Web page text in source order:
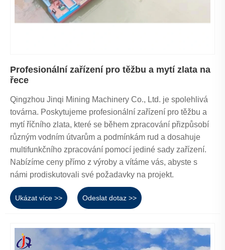
Profesionální zařízení pro těžbu a mytí zlata na
řece
Qingzhou Jinqi Mining Machinery Co., Ltd. je spolehlivá
továrna. Poskytujeme profesionální zařízení pro těžbu a
mytí říčního zlata, které se během zpracování přizpůsobí
různým vodním útvarům a podmínkám rud a dosahuje
multifunkčního zpracování pomocí jediné sady zařízení.
Nabízíme ceny přímo z výroby a vítáme vás, abyste s
námi prodiskutovali své požadavky na projekt.
Ukázat více >> Odeslat dotaz >>